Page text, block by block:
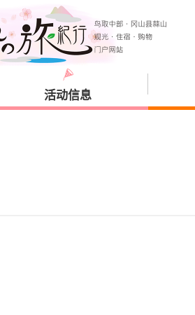
活动信息